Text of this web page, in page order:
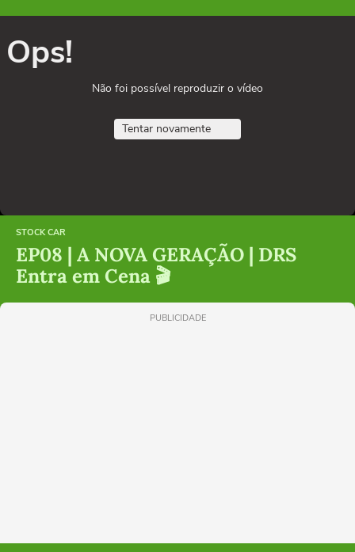
Ops!
Não foi possível reproduzir o vídeo
Tentar novamente
STOCK CAR
EP08 | A NOVA GERAÇÃO | DRS
Entra em Cena 🎬
PUBLICIDADE